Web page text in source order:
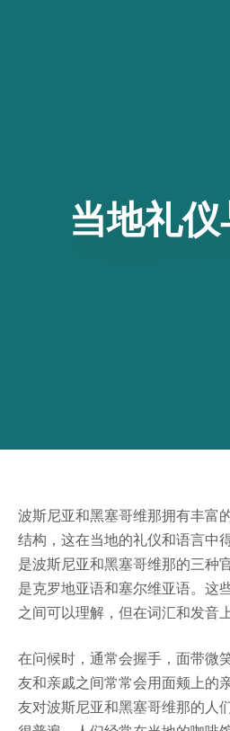
当地礼
波斯尼亚和黑塞哥维那拥有丰富
结构，这在当地的礼仪和语言中
是波斯尼亚和黑塞哥维那的三种
是克罗地亚语和塞尔维亚语。这
之间可以理解，但在词汇和发音
在问候时，通常会握手，面带微
友和亲戚之间常常会用面颊上的
友对波斯尼亚和黑塞哥维那的人